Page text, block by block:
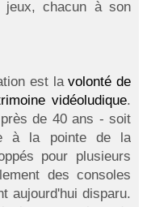
jeux, chacun à son
est lavolonté de
vidéoludique.
de 40 ans - soit
à la pointe de la
pour plusieurs
des consoles
aujourd'hui disparu.